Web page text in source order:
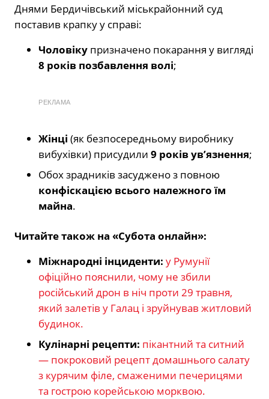
Днями Бердичівський міськрайонний суд
поставив крапку у справі:
Чоловіку призначено покарання у вигляді
8 років позбавлення волі;
РЕКЛАМА
Жінці (як безпосередньому виробнику
вибухівки) присудили 9 років ув’язнення;
Обох зрадників засуджено з повною
конфіскацією всього належного їм
майна.
Читайте також на «Субота онлайн»:
Міжнародні інциденти: у Румунії
офіційно пояснили, чому не збили
російський дрон в ніч проти 29 травня,
який залетів у Галац і зруйнував житловий
будинок.
Кулінарні рецепти: пікантний та ситний
— покроковий рецепт домашнього салату
з курячим філе, смаженими печерицями
та гострою корейською морквою.